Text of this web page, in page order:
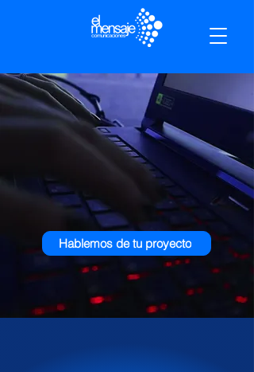
Estrategias de comunicación
efectivas para posicionar tu
marca y amplificar tu impacto.
Hablemos de tu proyecto